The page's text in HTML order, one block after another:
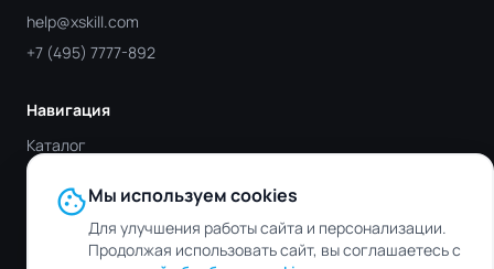
help@xskill.com
+7 (495) 7777-892
Навигация
Каталог
Отрасли
Блог
Контакты
cookieМы используем cookies
Для улучшения работы сайта и персонализации.
Продолжая использовать сайт, вы соглашаетесь с